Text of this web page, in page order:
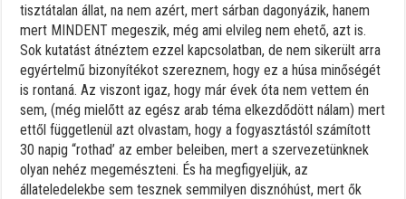
tisztátalan állat, na nem azért, mert sárban dagonyázik, hanem
mert MINDENT megeszik, még ami elvileg nem ehető, azt is.
Sok kutatást átnéztem ezzel kapcsolatban, de nem sikerült arra
egyértelmű bizonyítékot szereznem, hogy ez a húsa minőségét
is rontaná. Az viszont igaz, hogy már évek óta nem vettem én
sem, (még mielőtt az egész arab téma elkezdődött nálam) mert
ettől függetlenül azt olvastam, hogy a fogyasztástól számított
30 napig “rothad’ az ember beleiben, mert a szervezetünknek
olyan nehéz megemészteni. És ha megfigyeljük, az
állateledelekbe sem tesznek semmilyen disznóhúst, mert ők